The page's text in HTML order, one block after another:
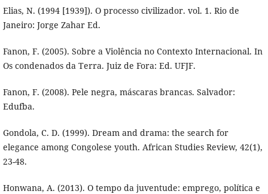
Elias, N. (1994 [1939]). O processo civilizador. vol. 1. Rio de
Janeiro: Jorge Zahar Ed.
Fanon, F. (2005). Sobre a Violência no Contexto Internacional. In
Os condenados da Terra. Juiz de Fora: Ed. UFJF.
Fanon, F. (2008). Pele negra, máscaras brancas. Salvador:
Edufba.
Gondola, C. D. (1999). Dream and drama: the search for
elegance among Congolese youth. African Studies Review, 42(1),
23-48.
Honwana, A. (2013). O tempo da juventude: emprego, política e